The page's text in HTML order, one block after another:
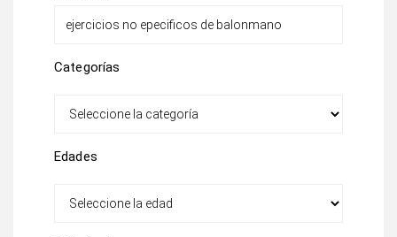
Categorías
Edades